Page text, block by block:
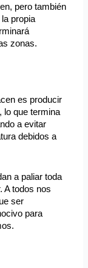
pero también
propia
zonas.
es producir
lo que termina
a evitar
debidos a
a paliar toda
A todos nos
ser
para